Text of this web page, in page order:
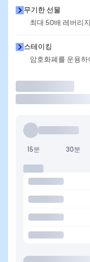
무기한 선물
최대 50배 레버리
스테이킹
암호화폐를 운용
15분 30분